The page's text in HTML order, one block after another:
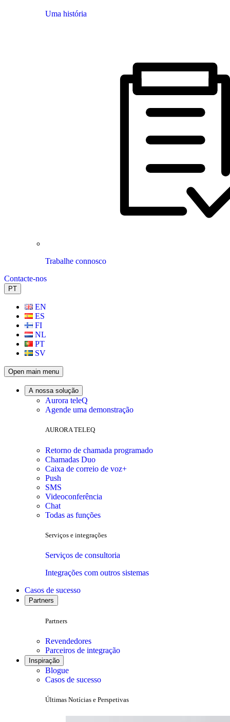
Uma história
Trabalhe connosco
Contacte-nos
PT
EN
ES
FI
NL
PT
SV
Open main menu
A nossa solução
Aurora teleQ
Agende uma demonstração
AURORA TELEQ
Retorno de chamada programado
Chamadas Duo
Caixa de correio de voz+
Push
SMS
Videoconferência
Chat
Todas as funções
Serviços e integrações
Serviços de consultoria
Integrações com outros sistemas
Casos de sucesso
Partners
Partners
Revendedores
Parceiros de integração
Inspiração
Blogue
Casos de sucesso
Últimas Notícias e Perspetivas